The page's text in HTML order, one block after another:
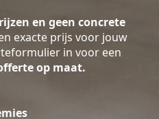
en geen concrete
exacte prijs voor jouw
in voor een
op maat.